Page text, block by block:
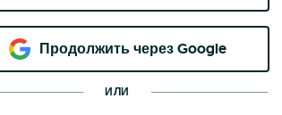
Продолжить через Google
ИЛИ